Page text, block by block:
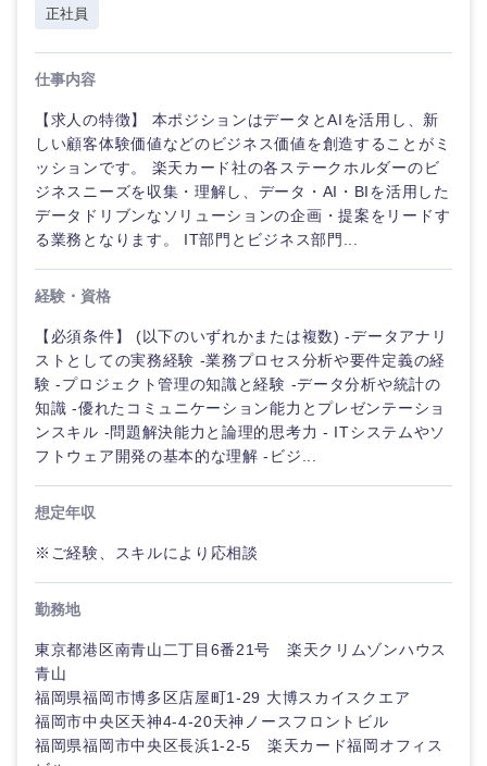
正社員
仕事内容
【求人の特徴】 本ポジションはデータとAIを活用し、新
しい顧客体験価値などのビジネス価値を創造することがミ
ッションです。 楽天カード社の各ステークホルダーのビ
ジネスニーズを収集・理解し、データ・AI・BIを活用した
データドリブンなソリューションの企画・提案をリードす
る業務となります。 IT部門とビジネス部門...
経験・資格
【必須条件】 (以下のいずれかまたは複数) -データアナリ
ストとしての実務経験 -業務プロセス分析や要件定義の経
験 -プロジェクト管理の知識と経験 -データ分析や統計の
知識 -優れたコミュニケーション能力とプレゼンテーショ
ンスキル -問題解決能力と論理的思考力 - ITシステムやソ
フトウェア開発の基本的な理解 -ビジ...
想定年収
※ご経験、スキルにより応相談
勤務地
東京都港区南青山二丁目6番21号 楽天クリムゾンハウス
青山
福岡県福岡市博多区店屋町1-29 大博スカイスクエア
福岡市中央区天神4-4-20天神ノースフロントビル
福岡県福岡市中央区長浜1-2-5 楽天カード福岡オフィス